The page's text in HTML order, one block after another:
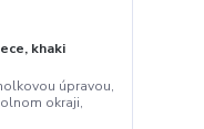
khaki
úpravou,
okraji,